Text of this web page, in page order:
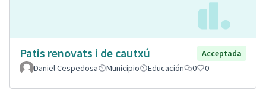
Patis renovats i de cautxú
Acceptada
Daniel Cespedosa
Municipio Educación 0 0